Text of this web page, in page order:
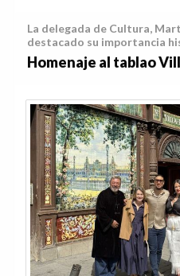
La delegada de Cultura,
destacado su importancia
Homenaje al tablao